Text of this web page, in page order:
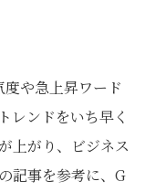
や急上昇ワード
レンドをいち早く
上がり、ビジネス
記事を参考に、G